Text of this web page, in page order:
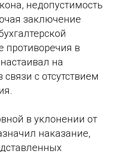
недопустимость
заключение
противоречия в
на
с отсутствием
в уклонении от
наказание,